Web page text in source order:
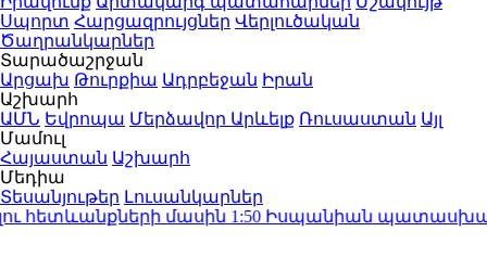
Սպորտ Հարցազրույցներ Վերլուծական
Ծաղրանկարներ
Տարածաշրջան
Արցախ Թուրքիա Ադրբեջան Իրան
Աշխարհ
ԱՄՆ Եվրոպա Մերձավոր Արևելք Ռուսաստան Այլ
Մամուլ
Հայաստան Աշխարհ
Մեդիա
Տեսանյութեր Լուսանկարներ
հետևանքների մասին1:50 Իսպանիան պատասխան